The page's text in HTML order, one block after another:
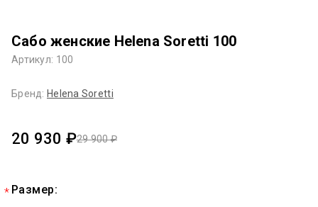
Сабо женские Helena Soretti 100
Артикул: 100
Бренд: Helena Soretti
29 900 ₽
20 930 ₽
Размер: